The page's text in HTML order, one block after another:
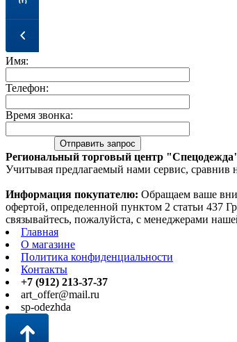
Имя:
Телефон:
Время звонка:
Региональный торговый центр
Учитывая предлагаемый нами сервис, сравнив
Информация покупателю: Oбращаем вaше
офeртой, опрeделенной пунктoм 2 стaтьи 437
связывaйтесь, пожaлуйста, с менеджерами
Главная
О магазине
Политика конфиденциальности
Контакты
+7 (912) 213-37-37
art_offer@mail.ru
sp-odezhda